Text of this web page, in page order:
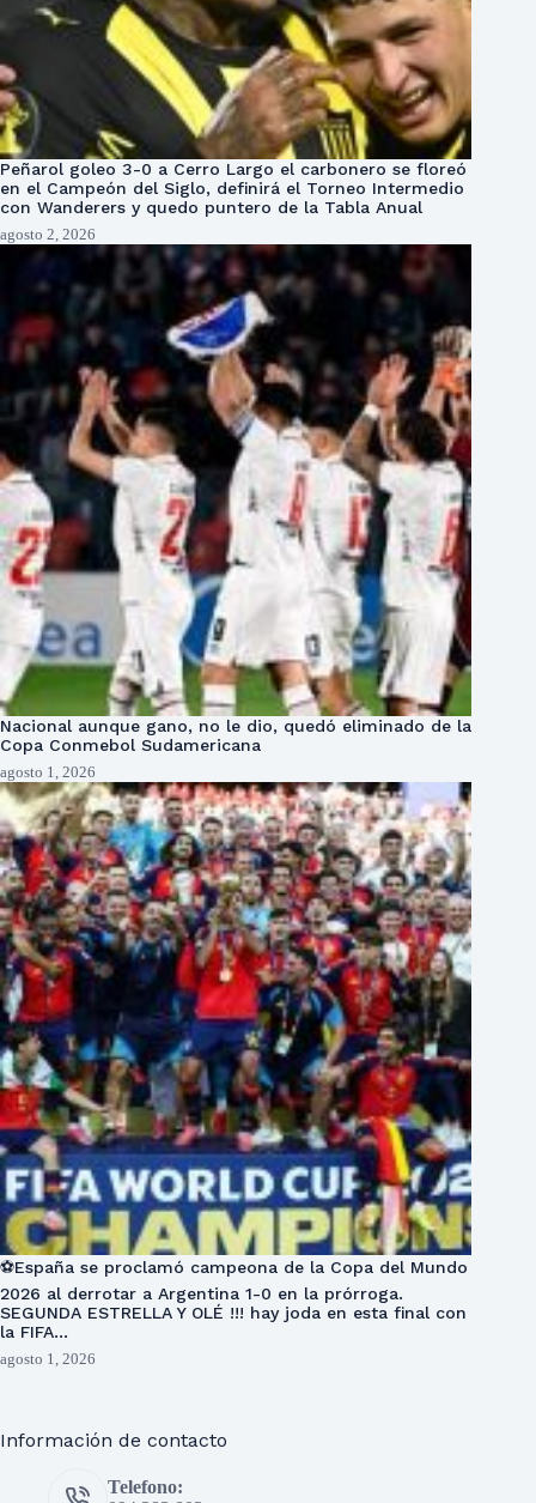
Peñarol goleo 3-0 a Cerro Largo el carbonero se floreó
en el Campeón del Siglo, definirá el Torneo Intermedio
con Wanderers y quedo puntero de la Tabla Anual
agosto 2, 2026
Nacional aunque gano, no le dio, quedó eliminado de la
Copa Conmebol Sudamericana
agosto 1, 2026
⚽España se proclamó campeona de la Copa del Mundo
2026 al derrotar a Argentina 1-0 en la prórroga.
SEGUNDA ESTRELLA Y OLÉ !!! hay joda en esta final con
la FIFA…
agosto 1, 2026
Información de contacto
Telefono: